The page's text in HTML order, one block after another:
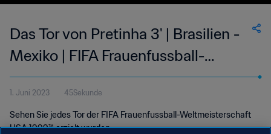
Das Tor von Pretinha 3' | Brasilien -
Mexiko | FIFA Frauenfussball-
Weltmeisterschaft USA 1999™
1. Juni 2023 45Sekunde
Sehen Sie jedes Tor der FIFA Frauenfussball-Weltmeisterschaft
USA 1999™ erzielt wurden.